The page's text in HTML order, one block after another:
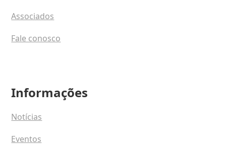
Associados
Fale conosco
Informações
Notícias
Eventos